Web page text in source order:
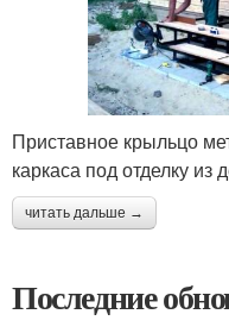
Приставное крыльцо
каркаса под отделку из
читать дальше →
Последние